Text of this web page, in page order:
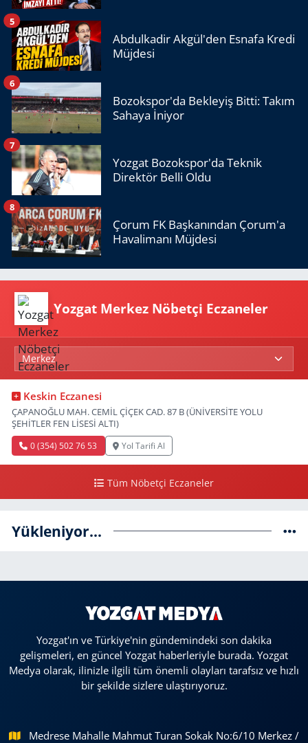
Abdulkadir Akgül'den Esnafa Kredi
Müjdesi
5
Bozokspor'da Bekleyiş Bitti: Takım
Sahaya İniyor
6
Yozgat Bozokspor'da Teknik
Direktör Belli Oldu
7
Çorum FK Başkanından Çorum'a
Havalimanı Müjdesi
8
Yozgat Merkez Nöbetçi Eczaneler
Keskin Eczanesi
ÇAPANOĞLU MAH. CEMİL ÇİÇEK CAD. 87 B (ÜNİVERSİTE YOLU
ŞEHİTLER FEN LİSESİ ALTI)
0 (354) 502 76 53 Yol Tarifi Al
Tüm Nöbetçi Eczaneler
Yükleniyor...
Yozgat'ın ve Türkiye'nin gündemindeki son dakika
gelişmeleri, en güncel Yozgat haberleriyle burada. Yozgat
Medya olarak, ilinizle ilgili tüm önemli olayları tarafsız ve hızlı
bir şekilde sizlere ulaştırıyoruz.
Medrese Mahalle Mahmut Turan Sokak No:6/10 Merkez /